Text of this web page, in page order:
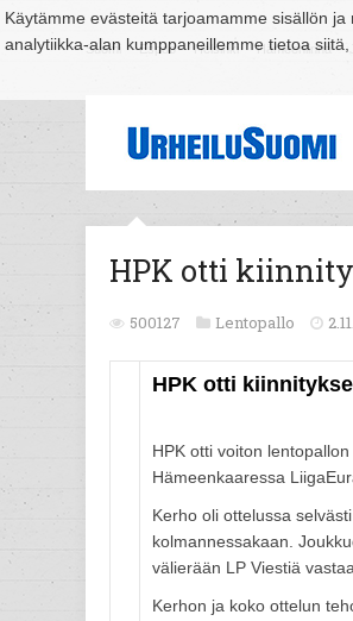
Käytämme evästeitä tarjoamamme sisällön
analytiikka-alan kumppaneillemme tietoa
Suomi Espoo Helsinki Hämeenlinna
HPK otti
500127 Lentopallo
HPK otti
HPK otti voiton
Hämeenkaaressa
Kerho oli ottelussa
kolmannessakaan.
välierään LP Viestiä
Kerhon ja koko ottelun